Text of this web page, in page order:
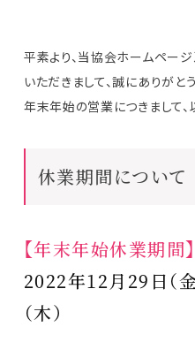
平素より、当協会ホームページ
いただきまして、誠にありがと
年末年始の営業につきまして、
休業期間について
【年末年始休業期間】
2022年12月29日（
（木）